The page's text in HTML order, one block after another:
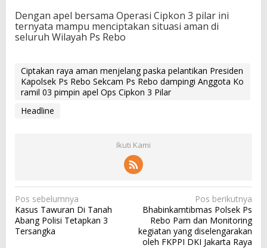
Dengan apel bersama Operasi Cipkon 3 pilar ini
ternyata mampu menciptakan situasi aman di
seluruh Wilayah Ps Rebo
Ciptakan raya aman menjelang paska pelantikan Presiden
Kapolsek Ps Rebo Sekcam Ps Rebo dampingi Anggota Ko
ramil 03 pimpin apel Ops Cipkon 3 Pilar
Headline
Ikuti Kami
N
a
v
Pos sebelumnya
Kasus Tawuran Di Tanah
Abang Polisi Tetapkan 3
Tersangka
Pos berikutnya
Bhabinkamtibmas Polsek Ps
Rebo Pam dan Monitoring
kegiatan yang diselengarakan
oleh FKPPI DKI Jakarta Raya